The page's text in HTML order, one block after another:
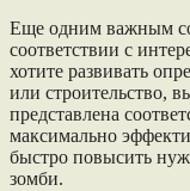
Еще одним важным
соответствии с
хотите развивать
или строительство,
представлена
максимально
быстро повысить
зомби.